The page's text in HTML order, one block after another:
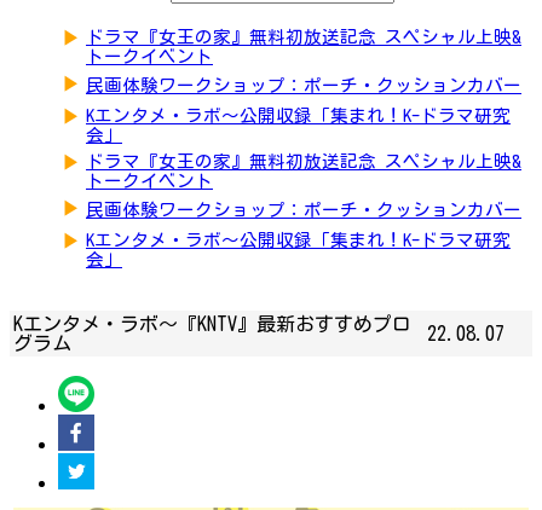
▶
ドラマ『女王の家』無料初放送記念 スペシャル上映&
トークイベント
▶ 民画体験ワークショップ：ポーチ・クッションカバー
▶ Kエンタメ・ラボ～公開収録「集まれ！K-ドラマ研究
会」
▶
ドラマ『女王の家』無料初放送記念 スペシャル上映&
トークイベント
▶ 民画体験ワークショップ：ポーチ・クッションカバー
▶ Kエンタメ・ラボ～公開収録「集まれ！K-ドラマ研究
会」
Kエンタメ・ラボ～『KNTV』最新おすすめプロ
グラム
22.08.07